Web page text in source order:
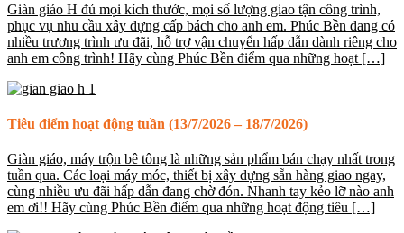
Giàn giáo H đủ mọi kích thước, mọi số lượng giao tận công trình,
phục vụ nhu cầu xây dựng cấp bách cho anh em. Phúc Bền đang có
nhiều trương trình ưu đãi, hỗ trợ vận chuyển hấp dẫn dành riêng cho
anh em công trình! Hãy cùng Phúc Bền điểm qua những hoạt […]
Tiêu điểm hoạt động tuần (13/7/2026 – 18/7/2026)
Giàn giáo, máy trộn bê tông là những sản phẩm bán chạy nhất trong
tuần qua. Các loại máy móc, thiết bị xây dựng sẵn hàng giao ngay,
cùng nhiều ưu đãi hấp dẫn đang chờ đón. Nhanh tay kẻo lỡ nào anh
em ơi!! Hãy cùng Phúc Bền điểm qua những hoạt động tiêu […]